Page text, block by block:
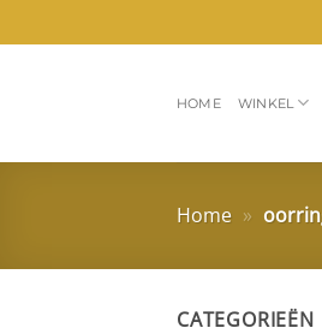
naar
HOME WINKEL
Home »
CATEGORIEËN